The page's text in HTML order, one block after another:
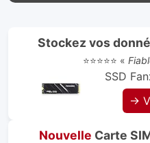
Stockez vos
⭐⭐⭐⭐⭐ «
SSD
→
Nouvelle Carte